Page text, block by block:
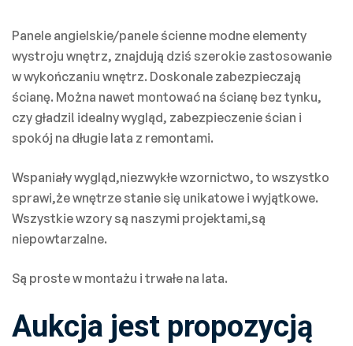
Panele angielskie/panele ścienne modne elementy
wystroju wnętrz, znajdują dziś szerokie zastosowanie
w wykończaniu wnętrz. Doskonale zabezpieczają
ścianę. Można nawet montować na ścianę bez tynku,
czy gładzi! idealny wygląd, zabezpieczenie ścian i
spokój na długie lata z remontami.
Wspaniały wygląd,niezwykłe wzornictwo, to wszystko
sprawi,że wnętrze stanie się unikatowe i wyjątkowe.
Wszystkie wzory są naszymi projektami,są
niepowtarzalne.
Są proste w montażu i trwałe na lata.
Aukcja jest propozycją